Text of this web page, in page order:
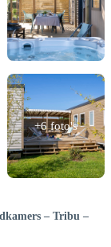
+6 foto's
– Tribu –